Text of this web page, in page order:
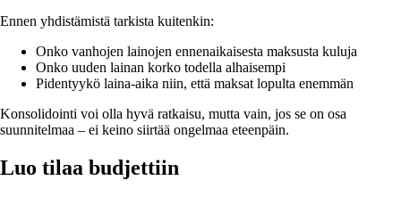
Ennen yhdistämistä tarkista kuitenkin:
Onko vanhojen lainojen ennenaikaisesta maksusta kuluja
Onko uuden lainan korko todella alhaisempi
Pidentyykö laina-aika niin, että maksat lopulta enemmän
Konsolidointi voi olla hyvä ratkaisu, mutta vain, jos se on osa
suunnitelmaa – ei keino siirtää ongelmaa eteenpäin.
Luo tilaa budjettiin